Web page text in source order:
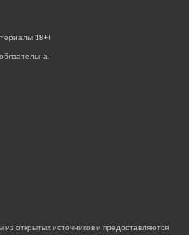
18+!
открытых источников и предоставляются